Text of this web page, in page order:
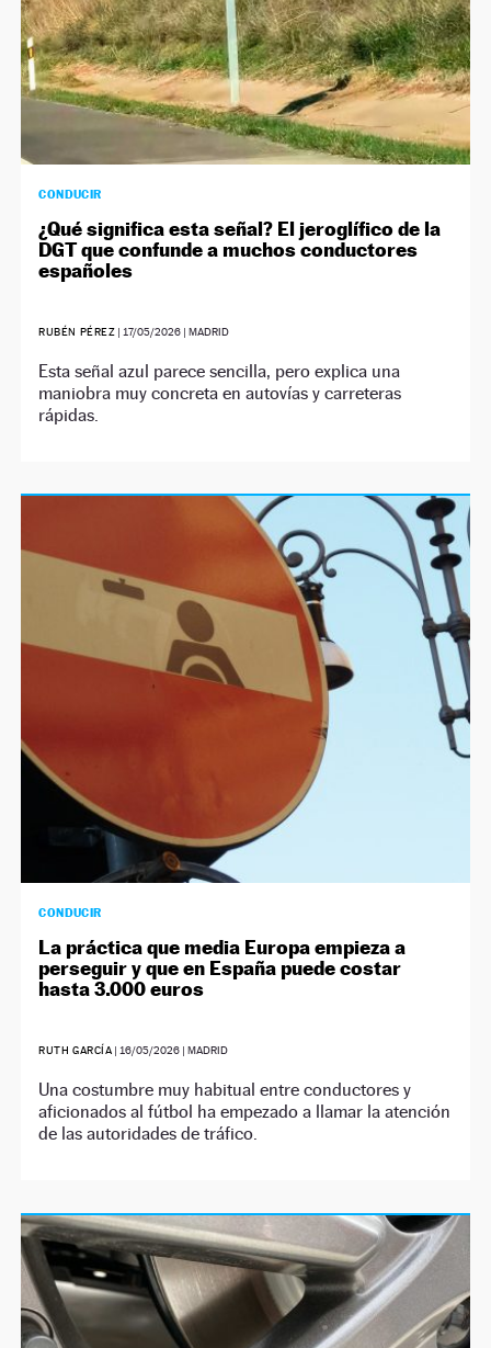
CONDUCIR
¿Qué significa esta señal? El jeroglífico de la
DGT que confunde a muchos conductores
españoles
RUBÉN PÉREZ | 17/05/2026 | MADRID
Esta señal azul parece sencilla, pero explica una
maniobra muy concreta en autovías y carreteras
rápidas.
CONDUCIR
La práctica que media Europa empieza a
perseguir y que en España puede costar
hasta 3.000 euros
RUTH GARCÍA |16/05/2026 | MADRID
Una costumbre muy habitual entre conductores y
aficionados al fútbol ha empezado a llamar la atención
de las autoridades de tráfico.